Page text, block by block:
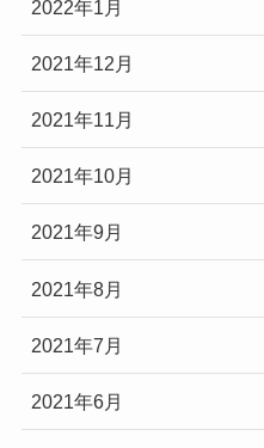
2022年1月
2021年12月
2021年11月
2021年10月
2021年9月
2021年8月
2021年7月
2021年6月